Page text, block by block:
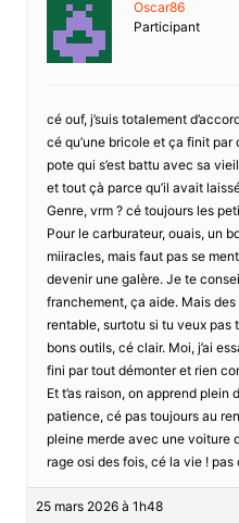
Oscar86
Participant
cé ouf, j’suis totalement
cé qu’une bricole et ça finit
pote qui s’est battu avec sa
et tout çà parce qu’il avait
Genre, vrm ? cé toujours les
Pour le carburateur, ouais, un
miiracles, mais faut pas se
devenir une galère. Je te
franchement, ça aide. Mais
rentable, surtotu si tu veux pas
bons outils, cé clair. Moi, j’ai
fini par tout démonter et rien
Et t’as raison, on apprend
patience, cé pas toujours au
pleine merde avec une voiture
rage osi des fois, cé la vie ! pas
25 mars 2026 à 1h48